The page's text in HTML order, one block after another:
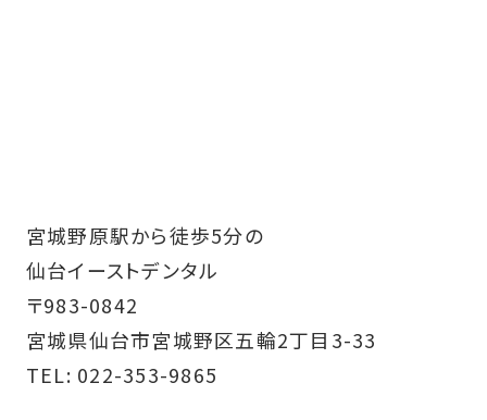
宮城野原駅から徒歩5分の
仙台イーストデンタル
〒983-0842
宮城県仙台市宮城野区五輪2丁目3-33
TEL: 022-353-9865